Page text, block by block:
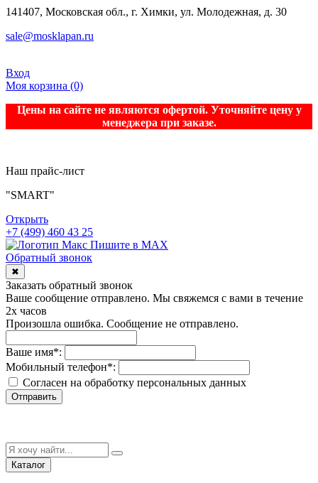
141407, Московская обл., г. Химки, ул. Молодежная, д. 30
sale@mosklapan.ru
Вход
Моя корзина (0)
Цены на сайте не являются офертой. Уточняйте цену у
менеджера при заказе.
Наш прайс-лист
"SMART"
Открыть
+7 (499) 460 43 25
Пишите в MAX
Обратный звонок
✖
Заказать обратный звонок
Ваше сообщение отправлено. Мы свяжемся с вами в течение
2х часов
Произошла ошибка. Сообщение не отправлено.
Ваше имя*:
Мобильный телефон*:
Согласен на обработку персональныx данных
Отправить
Каталог